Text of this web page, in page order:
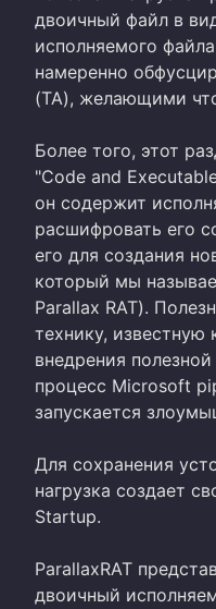
двоичный файл в
исполняемого
намеренно
(TA), желающими
Более того, этот
"Code and
он содержит
расшифровать его
его для создания
который мы
Parallax RAT).
технику, известную
внедрения
процесс Microsoft
запускается
Для сохранения
нагрузка создает
Startup.
ParallaxRAT
двоичный